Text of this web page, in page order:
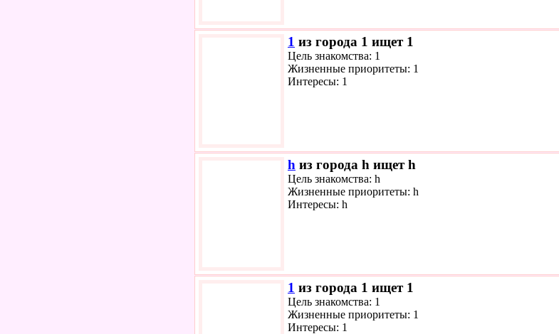
1 из города 1 ищет 1
Цель знакомства: 1
Жизненные приоритеты: 1
Интересы: 1
h из города h ищет h
Цель знакомства: h
Жизненные приоритеты: h
Интересы: h
1 из города 1 ищет 1
Цель знакомства: 1
Жизненные приоритеты: 1
Интересы: 1